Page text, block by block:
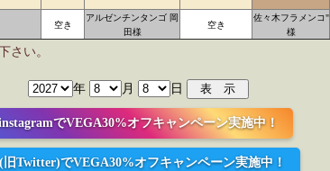
空き
アルゼンチンタンゴ 岡
田様
空き
佐々木フラメンコ"
様
さい。
年 月 日
でVEGA30%オフキャンペーン実施中！
旧Twitter)でVEGA30%オフキャンペーン実施中！